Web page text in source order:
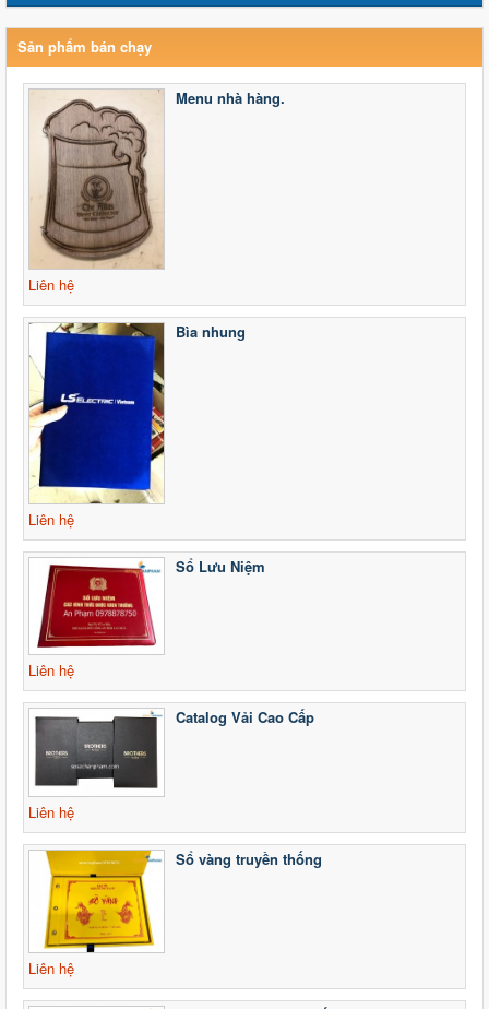
Sản phẩm bán chạy
Menu nhà hàng.
Liên hệ
Bìa nhung
Liên hệ
Sổ Lưu Niệm
Liên hệ
Catalog Vải Cao Cấp
Liên hệ
Sổ vàng truyền thống
Liên hệ